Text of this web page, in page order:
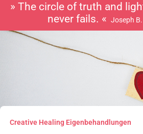
» The circle of truth and
never fails. « Joseph
Creative Healing Eigenbehandlungen